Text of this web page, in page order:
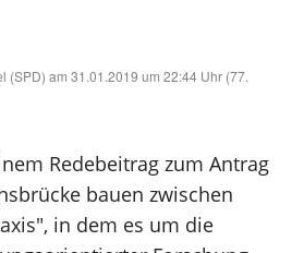
Ennepe-Ruhr-Kreis
(SPD) am 31.01.2019 um 22:44 Uhr (77.
Redebeitrag zum Antrag
bauen zwischen
in dem es um die